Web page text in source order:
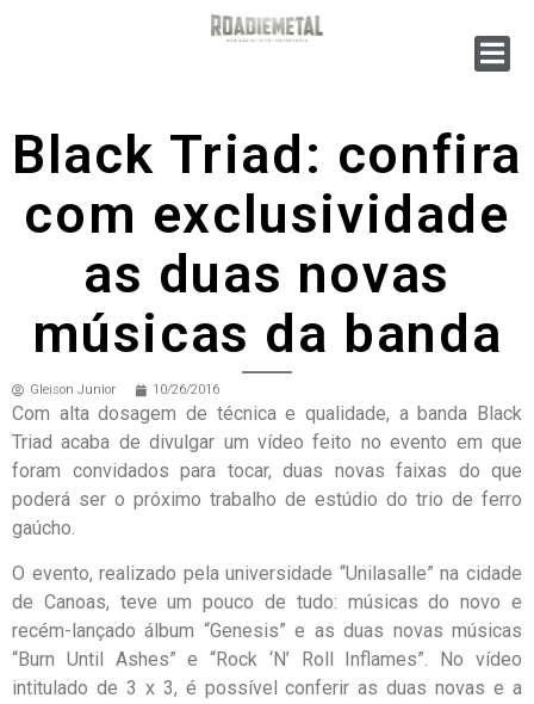
Black Triad: confira
com exclusividade
as duas novas
músicas da banda
Gleison Junior 10/26/2016
Com alta dosagem de técnica e qualidade, a banda Black
Triad acaba de divulgar um vídeo feito no evento em que
foram convidados para tocar, duas novas faixas do que
poderá ser o próximo trabalho de estúdio do trio de ferro
gaúcho.
O evento, realizado pela universidade “Unilasalle” na cidade
de Canoas, teve um pouco de tudo: músicas do novo e
recém-lançado álbum “Genesis” e as duas novas músicas
“Burn Until Ashes” e “Rock ‘N’ Roll Inflames”. No vídeo
intitulado de 3 x 3, é possível conferir as duas novas e a